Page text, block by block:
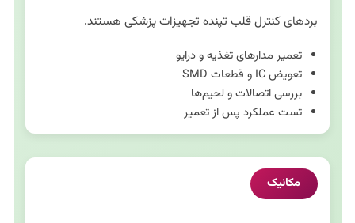
بردهای کنترل قلب تپنده تجهیزات پزشکی هستند.
تعمیر مدارهای تغذیه و درایو
تعویض IC و قطعات SMD
بررسی اتصالات و لحیم‌ها
تست عملکرد پس از تعمیر
مکانیک